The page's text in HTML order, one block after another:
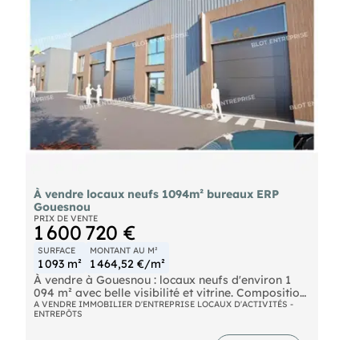
double peau, isolation, terrain bitumé, aire de
manœuvre, accès poids lourds, voirie lourde,
réseau informatique intégré. Les informations sur
les risques naturels, miniers, ou technologiques,
auxquels ces biens sont exposés, sont disponibles
sur le site
À vendre locaux neufs 1094m² bureaux ERP
Gouesnou
PRIX DE VENTE
1 600 720 €
SURFACE
1 093 m²
MONTANT AU M²
1 464,52 €/m²
À vendre à Gouesnou : locaux neufs d'environ 1
094 m² avec belle visibilité et vitrine. Composition
du bien :
- Bureaux classés ERP 5ème catégorie
- Cellule compatible pour commerce de gros,
A VENDRE IMMOBILIER D'ENTREPRISE LOCAUX D'ACTIVITÉS -
ENTREPÔTS